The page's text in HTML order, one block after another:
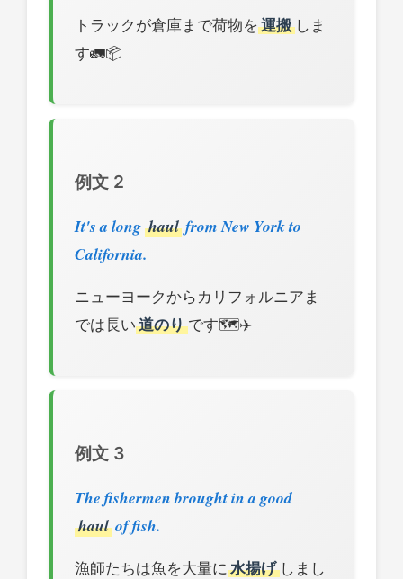
トラックが倉庫まで荷物を 運搬しま
す🚛📦
例文 2
It's a long haul from New York to
California.
ニューヨークからカリフォルニアま
では長い 道のりです🗺️✈️
例文 3
The fishermen brought in a good
haul of fish.
漁師たちは魚を大量に 水揚げしまし